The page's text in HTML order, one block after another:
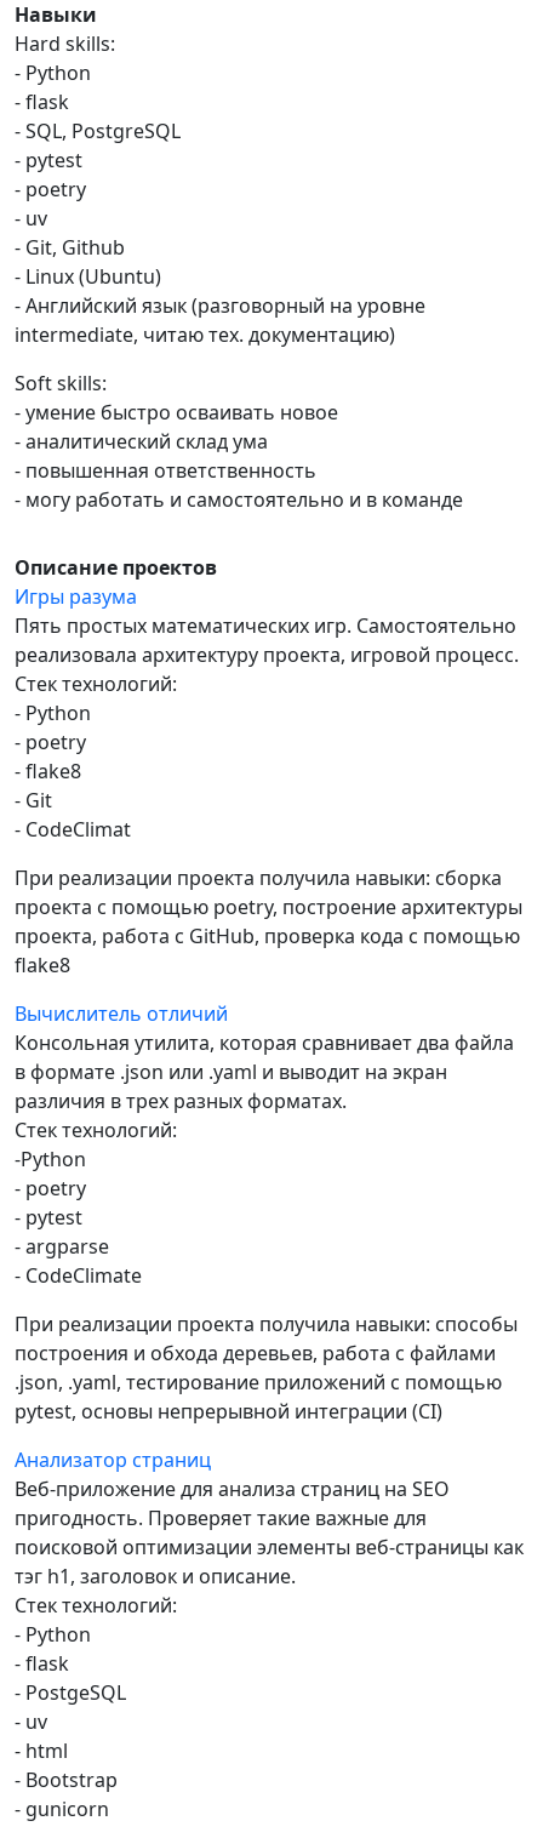
Навыки
Hard skills:
- Python
- flask
- SQL, PostgreSQL
- pytest
- poetry
- uv
- Git, Github
- Linux (Ubuntu)
- Английский язык (разговорный на уровне
intermediate, читаю тех. документацию)
Soft skills:
- умение быстро осваивать новое
- аналитический склад ума
- повышенная ответственность
- могу работать и самостоятельно и в команде
Описание проектов
Игры разума
Пять простых математических игр. Самостоятельно
реализовала архитектуру проекта, игровой процесс.
Стек технологий:
- Python
- poetry
- flake8
- Git
- CodeClimat
При реализации проекта получила навыки: сборка
проекта с помощью poetry, построение архитектуры
проекта, работа с GitHub, проверка кода с помощью
flake8
Вычислитель отличий
Консольная утилита, которая сравнивает два файла
в формате .json или .yaml и выводит на экран
различия в трех разных форматах.
Стек технологий:
-Python
- poetry
- pytest
- argparse
- CodeClimate
При реализации проекта получила навыки: способы
построения и обхода деревьев, работа с файлами
.json, .yaml, тестирование приложений с помощью
pytest, основы непрерывной интеграции (CI)
Анализатор страниц
Веб-приложение для анализа страниц на SEO
пригодность. Проверяет такие важные для
поисковой оптимизации элементы веб-страницы как
тэг h1, заголовок и описание.
Стек технологий:
- Python
- flask
- PostgeSQL
- uv
- html
- Bootstrap
- gunicorn